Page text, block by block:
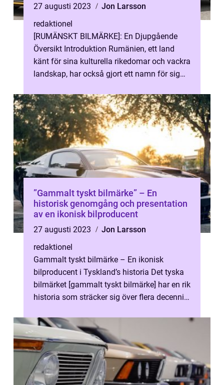
27 augusti 2023
Jon Larsson
redaktionel
[RUMÄNSKT BILMÄRKE]: En Djupgående
Översikt Introduktion Rumänien, ett land
känt för sina kulturella rikedomar och vackra
landskap, har också gjort ett namn för sig
”Gammalt tyskt bilmärke” – En
historisk genomgång och presentation
av en ikonisk bilproducent
27 augusti 2023
Jon Larsson
redaktionel
Gammalt tyskt bilmärke – En ikonisk
bilproducent i Tyskland’s historia Det tyska
bilmärket [gammalt tyskt bilmärke] har en rik
historia som sträcker sig över flera decennier